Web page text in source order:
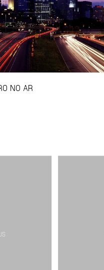
NO AR